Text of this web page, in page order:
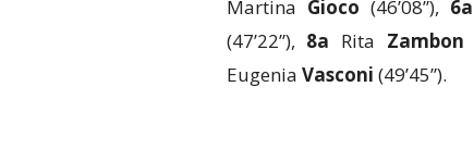
Martina Gioco (46’08”), 6a
(47’22”), 8a Rita Zambon
Eugenia Vasconi (49’45”).